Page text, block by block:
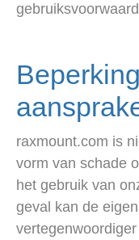
raxmount.com is
vorm van schade
het gebruik van
geval kan de